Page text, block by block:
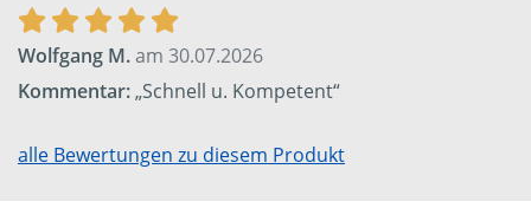
Wolfgang M.am 30.07.2026
Kommentar:„Schnell u. Kompetent“
alle Bewertungen zu diesem Produkt